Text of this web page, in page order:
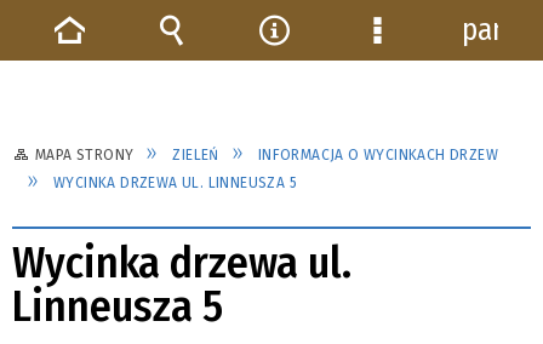
MAPA STRONY ZIELEŃ
INFORMACJA O WYCINKACH DRZEW
WYCINKA DRZEWA UL. LINNEUSZA 5
Wycinka drzewa ul.
Linneusza 5
Strona Wyszukiwarka
NarzędziaMenu
panel